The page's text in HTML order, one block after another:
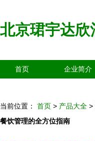
北京珺宇达欣
首页 企业简介
当前位置： 首页 > 产品大全 >
餐饮管理的全方位指南